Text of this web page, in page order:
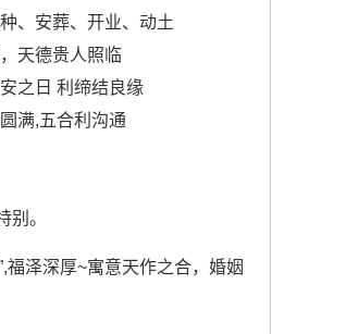
、安葬、开业、动土
天德贵人照临
之日 利缔结良缘
满,五合利沟通
。
福泽深厚~寓意天作之合，婚姻